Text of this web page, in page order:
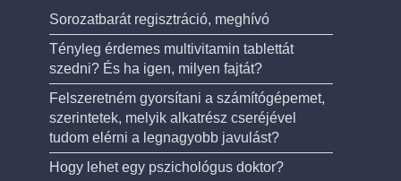
Sorozatbarát regisztráció, meghívó
Tényleg érdemes multivitamin tablettát
szedni? És ha igen, milyen fajtát?
Felszeretném gyorsítani a számítógépemet,
szerintetek, melyik alkatrész cseréjével
tudom elérni a legnagyobb javulást?
Hogy lehet egy pszichológus doktor?